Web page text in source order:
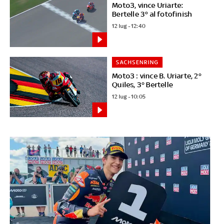
Moto3, vince Uriarte:
Bertelle 3° al fotofinish
12 lug - 12:40
Moto3 : vince B. Uriarte, 2°
Quiles, 3° Bertelle
SACHSENRING
12 lug - 10:05